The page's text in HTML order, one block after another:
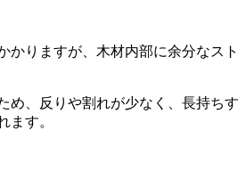
かりますが、木材内部に余分なスト
め、反りや割れが少なく、長持ちす
ます。